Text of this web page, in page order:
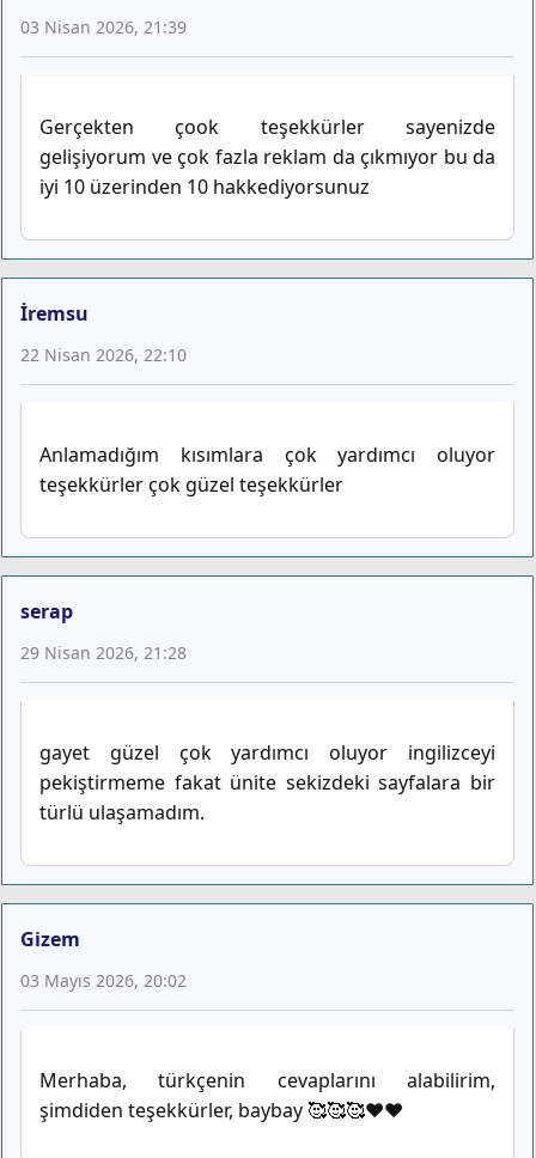
03 Nisan 2026, 21:39
Gerçekten çook teşekkürler sayenizde
gelişiyorum ve çok fazla reklam da çıkmıyor bu da
iyi 10 üzerinden 10 hakkediyorsunuz
İremsu
22 Nisan 2026, 22:10
Anlamadığım kısımlara çok yardımcı oluyor
teşekkürler çok güzel teşekkürler
serap
29 Nisan 2026, 21:28
gayet güzel çok yardımcı oluyor ingilizceyi
pekiştirmeme fakat ünite sekizdeki sayfalara bir
türlü ulaşamadım.
Gizem
03 Mayıs 2026, 20:02
Merhaba, türkçenin cevaplarını alabilirim,
şimdiden teşekkürler, baybay 🥰🥰🥰♥️❤️